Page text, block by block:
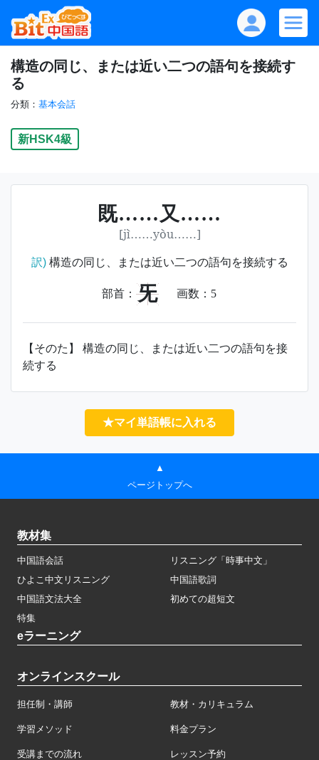
構造の同じ、または近い二つの語句を接続す
る
分類： 基本会話
新HSK4級
既……又……
[jì……yòu……]
訳)構造の同じ、または近い二つの語句を接続する
部首： 旡 画数： 5
【そのた】 構造の同じ、または近い二つの語句を接
続する
★マイ単語帳に入れる
▲
ページトップへ
教材集
中国語会話
リスニング「時事中文」
ひよこ中文リスニング
中国語歌詞
中国語文法大全
初めての超短文
特集
eラーニング
オンラインスクール
担任制・講師 教材・カリキュラム
学習メソッド 料金プラン
受講までの流れ レッスン予約